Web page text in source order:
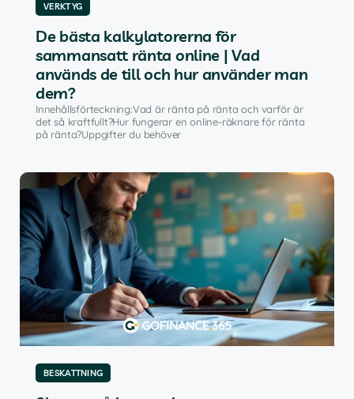
VERKTYG
De bästa kalkylatorerna för
sammansatt ränta online | Vad
används de till och hur använder man
dem?
Innehållsförteckning:Vad är ränta på ränta och varför är
det så kraftfullt?Hur fungerar en online-räknare för ränta
på ränta?Uppgifter du behöver
BESKATTNING